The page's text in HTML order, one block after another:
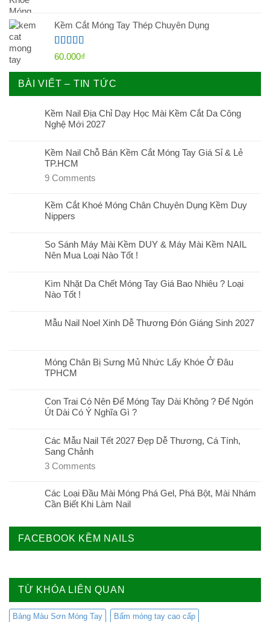
Kềm Cắt Móng Tay Thép Chuyên Dụng
Được xếp
5 sao
60.000₫
BÀI VIẾT – TIN TỨC
Kềm Nail Địa Chỉ Dạy Học Mài Kềm Cắt Da Công
Nghệ Mới 2027
Kềm Nail Chỗ Bán Kềm Cắt Móng Tay Giá Sỉ & Lẻ
TP.HCM
9 Comments
Kềm Cắt Khoé Móng Chân Chuyên Dụng Kềm Duy
Nippers
So Sánh Máy Mài Kềm DUY & Máy Mài Kềm NAIL
Nên Mua Loại Nào Tốt !
Kìm Nhặt Da Chết Móng Tay Giá Bao Nhiêu ? Loại
Nào Tốt !
Mẫu Nail Noel Xinh Dễ Thương Đón Giáng Sinh 2027
Móng Chân Bị Sưng Mủ Nhức Lấy Khóe Ở Đâu
TPHCM
Con Trai Có Nên Để Móng Tay Dài Không ? Để Ngón
Út Dài Có Ý Nghĩa Gì ?
Các Mẫu Nail Tết 2027 Đẹp Dễ Thương, Cá Tính,
Sang Chảnh
3 Comments
Các Loại Đầu Mài Móng Phá Gel, Phá Bột, Mài Nhám
Cần Biết Khi Làm Nail
FACEBOOK KỀM NAILS
TỪ KHÓA LIÊN QUAN
Bảng Màu Sơn Móng Tay Bấm móng tay cao cấp